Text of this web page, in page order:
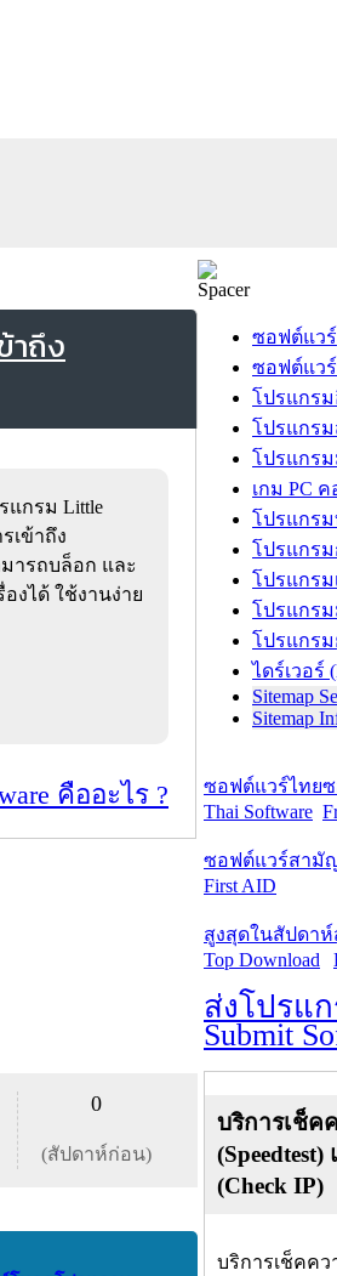
าถึง
แกรม Little
เข้าถึง
ารถบล็อก และ
งได้ ใช้งานง่าย
คืออะไร ?
0
(สัปดาห์ก่อน)
ซอฟต์แวร์
ซอฟต์แว
โปรแกรม
โปรแกร
โปรแกร
เกม PC
โปรแกร
โปรแกร
โปรแกรม
โปรแกร
โปรแกร
ไดร์เวอร์
Sitemap
Sitemap
ซอฟต์แวร์ไทย
Thai Software
ซอฟต์แวร์สามั
First AID
สูงสุดในสัปดาห์
Top Download
ส่งโปรแ
Submit
บริการเช็ค
(Check IP)
บริการเช็คคว